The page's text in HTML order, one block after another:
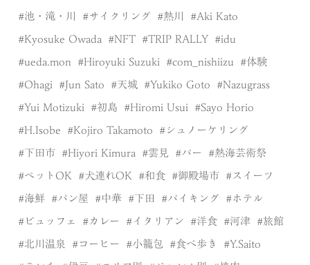
池・滝・川 サイクリング 熱川 Aki Kato
Kyosuke Owada NFT TRIP RALLY idu
ueda.mon Hiroyuki Suzuki com_nishiizu 体験
Ohagi Jun Sato 天城 Yukiko Goto Nazugrass
Yui Motizuki 初島 Hiromi Usui Sayo Horio
H.Isobe Kojiro Takamoto シュノーケリング
下田市 Hiyori Kimura 雲見 バー 熱海芸術祭
ペットOK 犬連れOK 和食 御殿場市 スイーツ
海鮮 パン屋 中華 下田 バイキング ホテル
ビュッフェ カレー イタリアン 洋食 河津 旅館
北川温泉 コーヒー 小籠包 食べ歩き Y.Saito